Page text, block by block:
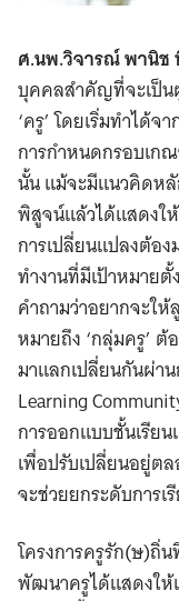
ศ.นพ.วิจารณ์ พานิช
บุคคลสำคัญที่จะเป็น
‘ครู’ โดยเริ่มทำได้จ
การกำหนดกรอบเก
นั้น แม้จะมีแนวคิดห
พิสูจน์แล้วได้แสดงให้เ
การเปลี่ยนแปลงต้อง
ทำงานที่มีเป้าหมาย
คำถามว่าอยากจะใ
หมายถึง ‘กลุ่มครู’
มาแลกเปลี่ยนกันผ่าน
Learning
การออกแบบชั้นเรีย
เพื่อปรับเปลี่ยนอยู่ต
จะช่วยยกระดับการเ
โครงการครูรัก(ษ)ถิ่
พัฒนาครูได้แสดงให้